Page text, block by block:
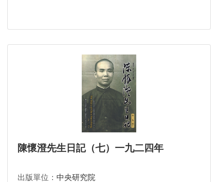
陳懷澄先生日記（七）一九二四年
出版單位： 中央研究院